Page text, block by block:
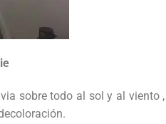
sobre todo al sol y al